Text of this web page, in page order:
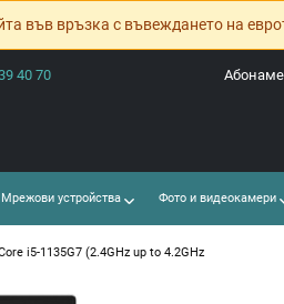
във връзка с въвеждането на
40 70
устройства Фото и видеокамери
i5-1135G7 (2.4GHz up to 4.2GHz